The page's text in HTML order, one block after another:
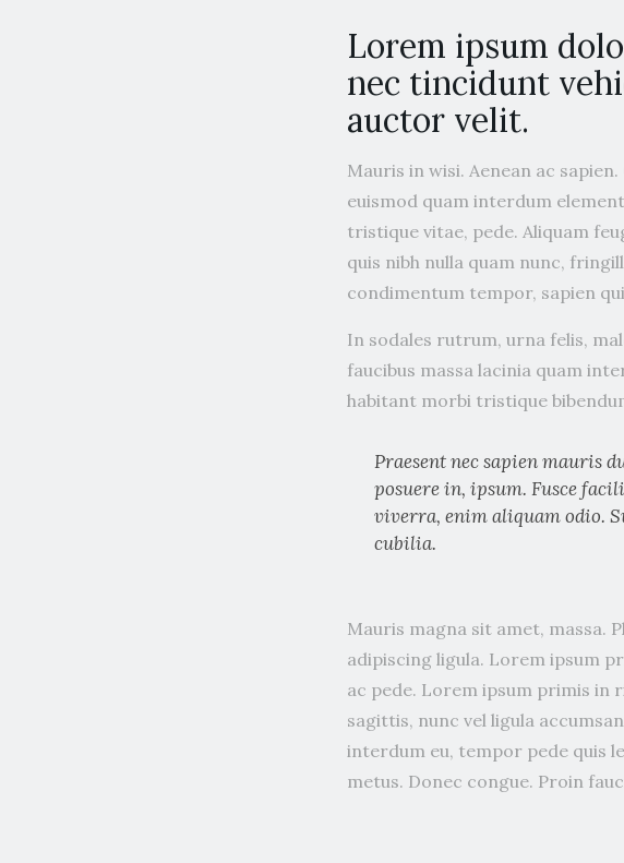
Lorem ipsum
nec tincidunt
auctor velit.
Mauris in wisi. Aenean ac
euismod quam interdum
tristique vitae, pede. Aliquam
quis nibh nulla quam nunc,
condimentum tempor, sapien
In sodales rutrum, urna felis,
faucibus massa lacinia quam
habitant morbi tristique
Praesent nec sapien mauris
posuere in, ipsum. Fusce
viverra, enim aliquam odio.
cubilia.
Mauris magna sit amet, massa.
adipiscing ligula. Lorem ipsum
ac pede. Lorem ipsum primis in
sagittis, nunc vel ligula
interdum eu, tempor pede quis
metus. Donec congue. Proin